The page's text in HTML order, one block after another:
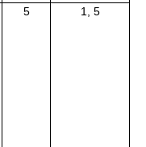
5 1, 5